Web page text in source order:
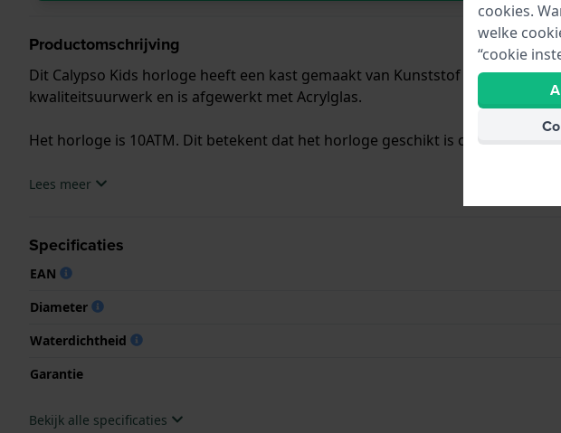
Productomschrijving
Dit Calypso Kids horloge heeft een kast gemaakt van Kunststof met een
kwaliteitsuurwerk en is afgewerkt met Acrylglas.
Het horloge is 10ATM. Dit betekent dat het horloge geschikt is om mee te
.Lees meer
Specificaties
EAN
Diameter
Waterdichtheid
Garantie
Bekijk alle specificaties
cookies.
welke
“cookie